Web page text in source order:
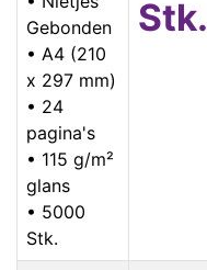
Gebonden
• A4 (210
x 297 mm)
• 24
pagina's
• 115 g/m²
glans
• 5000
Stk.
Stk.